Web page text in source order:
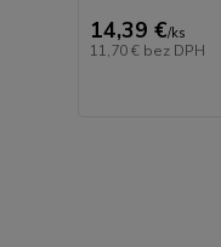
14,39 €/ks
11,70 € bez DPH